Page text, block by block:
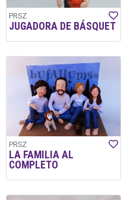
PRSZ
JUGADORA DE BÁSQUET
PRSZ
LA FAMILIA AL
COMPLETO